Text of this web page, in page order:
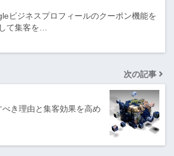
ビジネスプロフィールのクーポン機能を
て集客を…
次の記事
き理由と集客効果を高め